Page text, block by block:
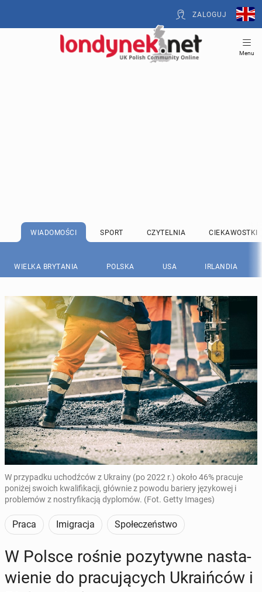
ZALOGUJ
Menu
WIADOMOŚCI SPORT CZYTELNIA CIEKAWOSTKI
WIELKA BRYTANIA POLSKA USA IRLANDIA
W przypadku uchodźców z Ukrainy (po 2022 r.) około 46% pracuje
poniżej swoich kwalifikacji, głównie z powodu bariery językowej i
problemów z nostryfikacją dyplomów. (Fot. Getty Images)
Praca Imigracja Społeczeństwo
W Polsce rośnie po­zy­tyw­ne na­sta­
wie­nie do pra­cu­ją­cych Ukra­iń­ców i